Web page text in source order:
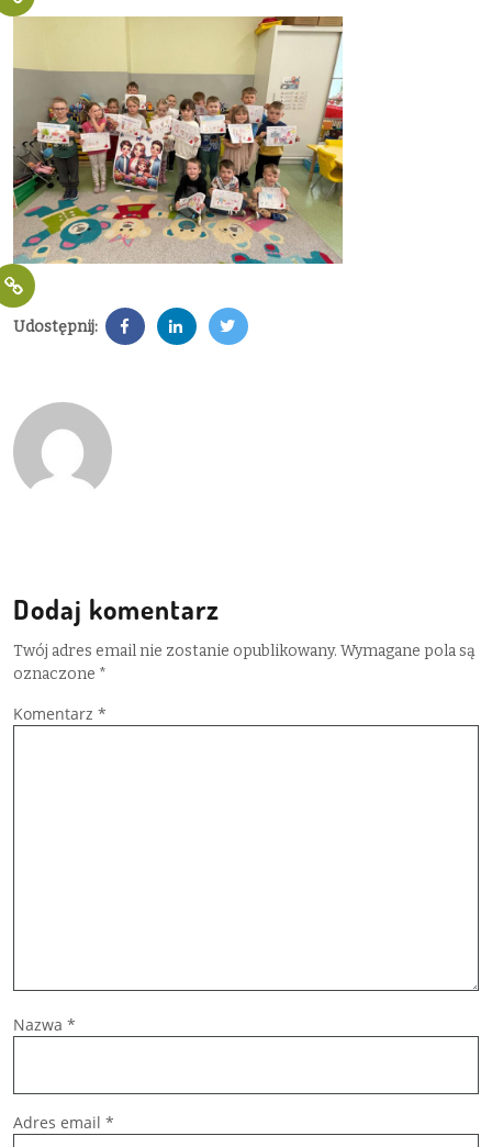
Udostępnij:
Dodaj komentarz
Twój adres email nie zostanie opublikowany. Wymagane pola są
oznaczone *
Komentarz *
Nazwa *
Adres email *